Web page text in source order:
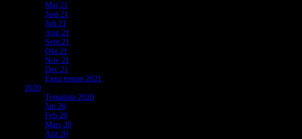
Maj 21
Juni 21
Juli 21
Aug 21
Sept 21
Okt 21
Nov 21
Dec 21
Egna teman 2021
2020
Temalista 2020
Jan 20
Feb 20
Mars 20
Apr 20